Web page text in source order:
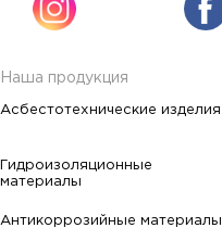
Наша продукция
Асбестотехнические изделия
Гидроизоляционные
материалы
Антикоррозийные материалы